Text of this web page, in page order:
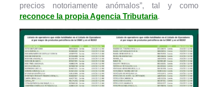
precios notoriamente anómalos”, tal y como
reconoce la propia Agencia Tributaria.